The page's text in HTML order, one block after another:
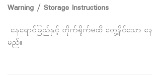
Warning / Storage Instructions
နေရောင်ခြည်နှင့် တိုက်ရိုက်မထိ တွေ့နိင်သော နေ
မည်။